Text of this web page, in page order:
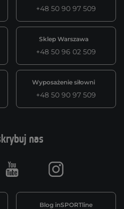
+48 50 90 97 509
Sklep Warszawa
+48 50 96 02 509
Wyposażenie siłowni
+48 50 90 97 509
nas
Blog inSPORTline
Youtube Instagram